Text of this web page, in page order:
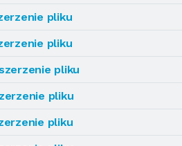
pliku
pliku
pliku
pliku
pliku